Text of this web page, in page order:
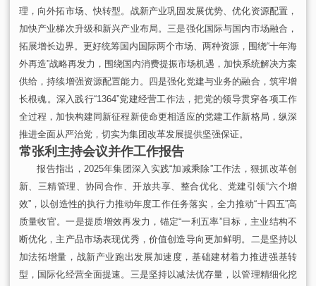
理，向外拓市场、快转型。战新产业巩固发展优势、优化资源配置，
加快产业梯次升级和新兴产业布局。三是强化国际与国内市场融合，
拓展增长边界。更好统筹国内国际两个市场、两种资源 ， 围绕“十年海
外再造”战略再发力，围绕国内消费提振市场机遇，加快系统解决方案
供给，持续增强资源配置能力。四是强化党建与业务的融合，筑牢增
长根魂。深入践行“1364”党建经营工作法，把党的领导贯穿各项工作
全过程，加快构建同新征程新使命更相适应的党建工作新格局，纵深
推进全面从严治党，切实为集团改革发展提供坚强保证。
常张利主持会议并作工作报告
报告指出，2025年集团深入实践“加减乘除”工作法，狠抓改革创
新、三精管理、协同合作、开放共享、整合优化、党建引领“六个增
效”，以创造性的执行力推动年度工作任务落实，全力推动“十四五”高
质量收官。一是提质增效再发力，锚定“一利五率”目标，主业结构不
断优化，主产品市场表现优秀，价值创造导向更加鲜明。 二是坚持以
加法拓增量，战新产业跑出发展加速度，基础建材着力推进强基转
型，国际化经营全面提速。 三是坚持以减法优存量，以管理精细化挖